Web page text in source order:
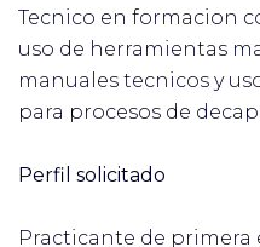
Tecnico en formacion
uso de herramientas
manuales tecnicos y
para procesos de
Perfil solicitado
Practicante de primera